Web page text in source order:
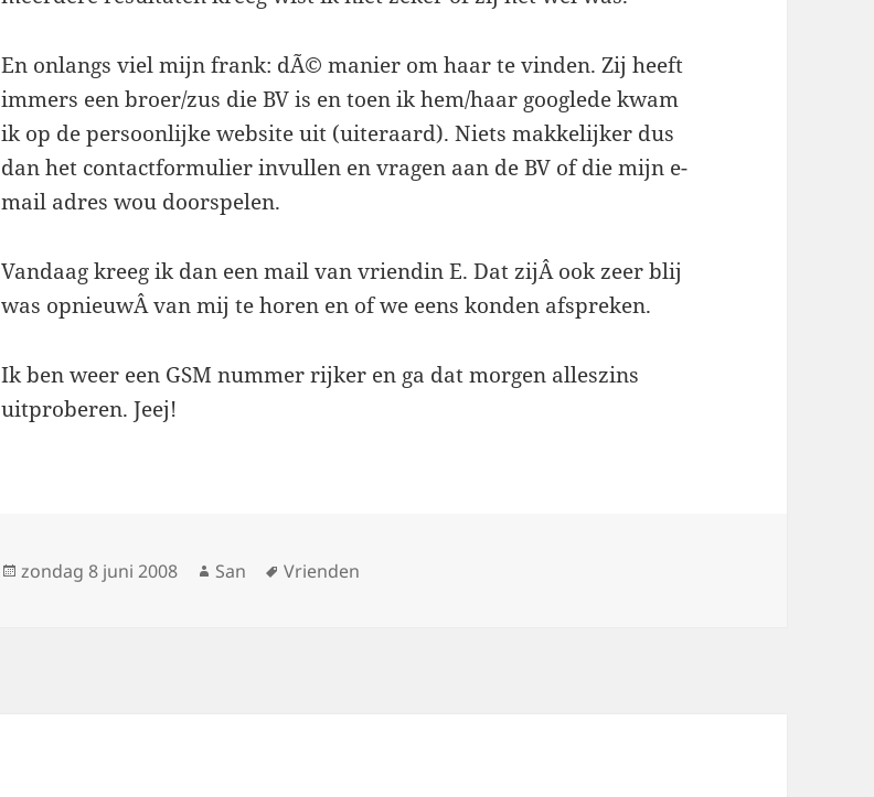
En onlangs viel mijn frank: dÃ© manier om haar te vinden. Zij heeft
immers een broer/zus die BV is en toen ik hem/haar googlede kwam
ik op de persoonlijke website uit (uiteraard). Niets makkelijker dus
dan het contactformulier invullen en vragen aan de BV of die mijn e-
mail adres wou doorspelen.
Vandaag kreeg ik dan een mail van vriendin E. Dat zijÂ ook zeer blij
was opnieuwÂ van mij te horen en of we eens konden afspreken.
Ik ben weer een GSM nummer rijker en ga dat morgen alleszins
uitproberen. Jeej!
Geplaatst
zondag 8 juni 2008 Auteur
San Tags
Vrienden